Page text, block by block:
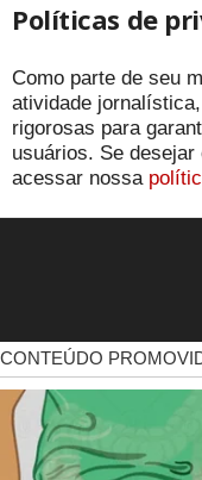
Políticas de
Como parte de seu
atividade
rigorosas para
usuários. Se
acessar nossa